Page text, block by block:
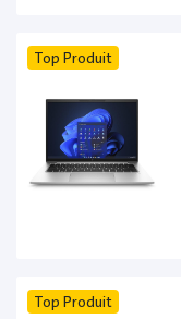
Top Produit
Top Produit